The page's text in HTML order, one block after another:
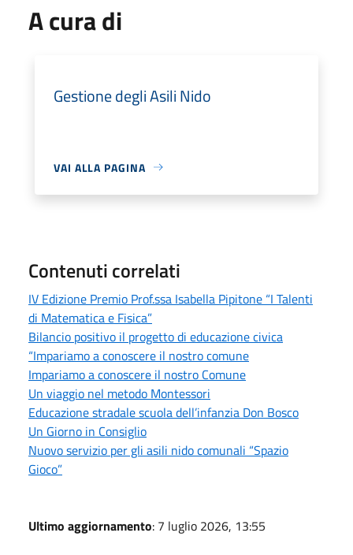
A cura di
Gestione degli Asili Nido
VAI ALLA PAGINA
Contenuti correlati
IV Edizione Premio Prof.ssa Isabella Pipitone “I Talenti
di Matematica e Fisica”
Bilancio positivo il progetto di educazione civica
“Impariamo a conoscere il nostro comune
Impariamo a conoscere il nostro Comune
Un viaggio nel metodo Montessori
Educazione stradale scuola dell’infanzia Don Bosco
Un Giorno in Consiglio
Nuovo servizio per gli asili nido comunali “Spazio
Gioco”
Ultimo aggiornamento: 7 luglio 2026, 13:55